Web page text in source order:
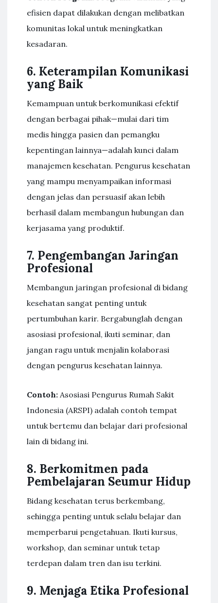
efisien dapat dilakukan dengan melibatkan
komunitas lokal untuk meningkatkan
kesadaran.
6. Keterampilan Komunikasi
yang Baik
Kemampuan untuk berkomunikasi efektif
dengan berbagai pihak—mulai dari tim
medis hingga pasien dan pemangku
kepentingan lainnya—adalah kunci dalam
manajemen kesehatan. Pengurus kesehatan
yang mampu menyampaikan informasi
dengan jelas dan persuasif akan lebih
berhasil dalam membangun hubungan dan
kerjasama yang produktif.
7. Pengembangan Jaringan
Profesional
Membangun jaringan profesional di bidang
kesehatan sangat penting untuk
pertumbuhan karir. Bergabunglah dengan
asosiasi profesional, ikuti seminar, dan
jangan ragu untuk menjalin kolaborasi
dengan pengurus kesehatan lainnya.
Contoh: Asosiasi Pengurus Rumah Sakit
Indonesia (ARSPI) adalah contoh tempat
untuk bertemu dan belajar dari profesional
lain di bidang ini.
8. Berkomitmen pada
Pembelajaran Seumur Hidup
Bidang kesehatan terus berkembang,
sehingga penting untuk selalu belajar dan
memperbarui pengetahuan. Ikuti kursus,
workshop, dan seminar untuk tetap
terdepan dalam tren dan isu terkini.
9. Menjaga Etika Profesional